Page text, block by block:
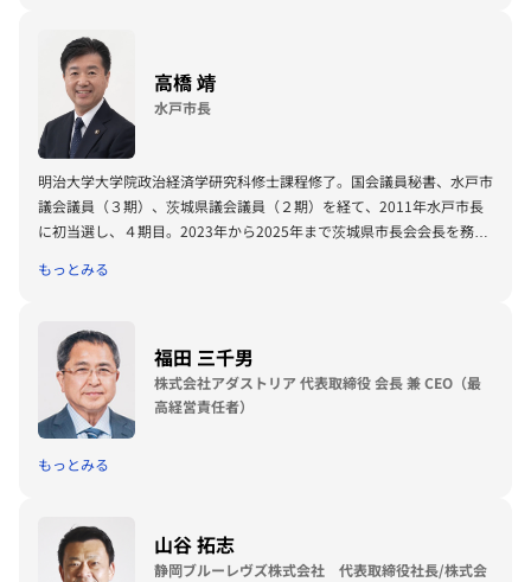
高橋 靖
水戸市長
明治大学大学院政治経済学研究科修士課程修了。国会議員秘書、水戸市
議会議員（３期）、茨城県議会議員（２期）を経て、2011年水戸市長
に初当選し、４期目。2023年から2025年まで茨城県市長会会長を務め
ほかに、常磐大学客員教授、水戸市スポーツ協会会長、(一社)茨城県建
『みとの魅力発信課』」、「実践 市民とつくる公共政策」がある。
もっとみる
福田 三千男
株式会社アダストリア 代表取締役 会長 兼 CEO（最
高経営責任者）
もっとみる
山谷 拓志
静岡ブルーレヴズ株式会社 代表取締役社長/株式会